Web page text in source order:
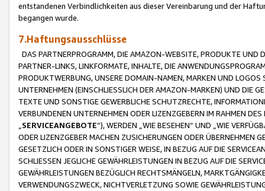
entstandenen Verbindlichkeiten aus dieser Vereinbarung und der
begangen wurde.
7.Haftungsausschlüsse
DAS PARTNERPROGRAMM, DIE AMAZON-WEBSITE, PRODUKTE UND
PARTNER-LINKS, LINKFORMATE, INHALTE, DIE
PRODUKTWERBUNG, UNSERE DOMAIN-NAMEN, MARKEN UND
UNTERNEHMEN (EINSCHLIESSLICH DER AMAZON-MARKEN) UND DIE
TEXTE UND SONSTIGE GEWERBLICHE SCHUTZRECHTE,
VERBUNDENEN UNTERNEHMEN ODER LIZENZGEBERN IM RAHMEN
SERVICEANGEBOTE“), WERDEN „WIE BESEHEN“ UND „WIE
ODER LIZENZGEBER MACHEN ZUSICHERUNGEN ODER ÜBERNEHMEN
GESETZLICH ODER IN SONSTIGER WEISE, IN BEZUG AUF DIE
SCHLIESSEN JEGLICHE GEWÄHRLEISTUNGEN IN BEZUG AUF DIE
GEWÄHRLEISTUNGEN BEZÜGLICH RECHTSMÄNGELN,
VERWENDUNGSZWECK, NICHTVERLETZUNG SOWIE